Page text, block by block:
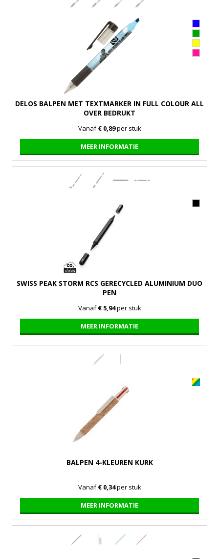
DELOS BALPEN MET TEXTMARKER IN FULL COLOUR ALL
OVER BEDRUKT
Vanaf€ 0,89per stuk
MEER INFORMATIE
SWISS PEAK STORM RCS GERECYCLED ALUMINIUM DUO
PEN
Vanaf€ 5,94per stuk
MEER INFORMATIE
BALPEN 4-KLEUREN KURK
Vanaf€ 0,34per stuk
MEER INFORMATIE